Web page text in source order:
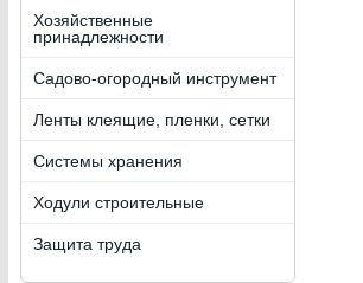
Хозяйственные
принадлежности
Садово-огородный инструмент
Ленты клеящие, пленки, сетки
Системы хранения
Ходули строительные
Защита труда